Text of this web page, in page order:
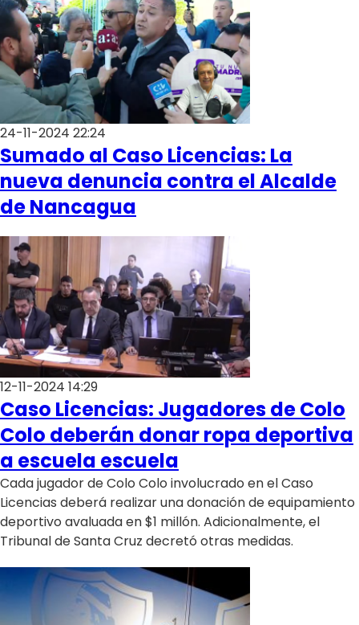
24-11-2024 22:24
Sumado al Caso Licencias: La
nueva denuncia contra el Alcalde
de Nancagua
12-11-2024 14:29
Caso Licencias: Jugadores de Colo
Colo deberán donar ropa deportiva
a escuela escuela
Cada jugador de Colo Colo involucrado en el Caso
Licencias deberá realizar una donación de equipamiento
deportivo avaluada en $1 millón. Adicionalmente, el
Tribunal de Santa Cruz decretó otras medidas.